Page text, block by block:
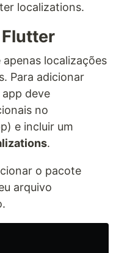
localizations.
localizações
Para adicionar
deve
no
e incluir um
.
o pacote
arquivo